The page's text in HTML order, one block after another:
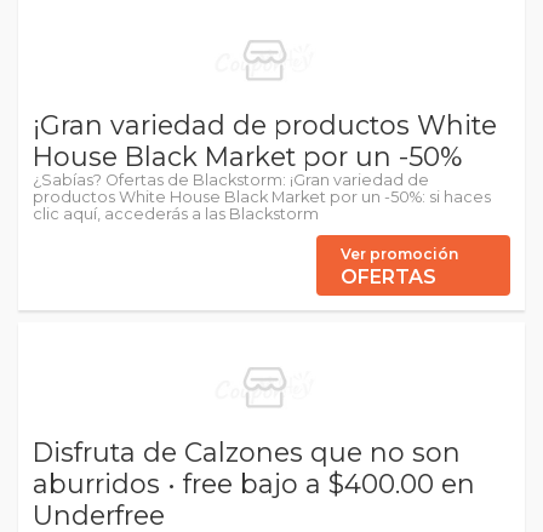
¡Gran variedad de productos White
House Black Market por un -50%
¿Sabías? Ofertas de Blackstorm: ¡Gran variedad de
productos White House Black Market por un -50%: si haces
clic aquí, accederás a las Blackstorm
Ver promoción
OFERTAS
Disfruta de Calzones que no son
aburridos • free bajo a $400.00 en
Underfree